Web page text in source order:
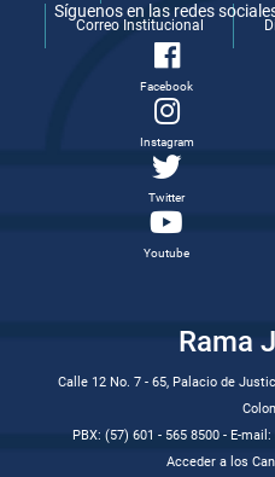
Correo Institucional
Síguenos en las redes
Facebook
Instagram
Twitter
Youtube
Rama
Calle 12 No. 7 - 65, Palacio de
PBX: (57) 601 - 565 8500 - E-
Acceder a los